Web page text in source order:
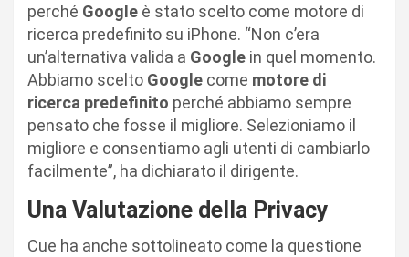
perché Google è stato scelto come motore di
ricerca predefinito su iPhone. “Non c’era
un’alternativa valida a Google in quel momento.
Abbiamo scelto Google come motore di
ricerca predefinito perché abbiamo sempre
pensato che fosse il migliore. Selezioniamo il
migliore e consentiamo agli utenti di cambiarlo
facilmente”, ha dichiarato il dirigente.
Una Valutazione della Privacy
Cue ha anche sottolineato come la questione